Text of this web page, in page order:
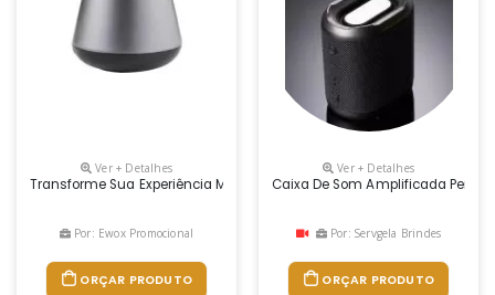
Ver + Detalhes
Transforme Sua Experiência Musical Com Essa Caixinha De Som,
Por: Ewox Promocional
ORÇAR PRODUTO
Ver + Detalhes
Caixa De Som Amplificada
Por: Servgela Brindes
ORÇAR PRODUTO